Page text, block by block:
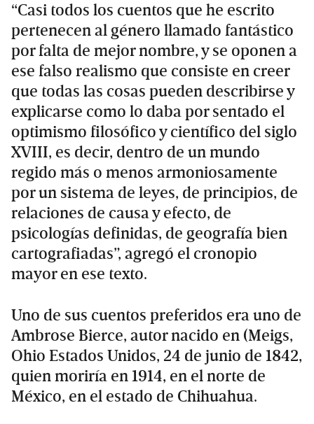
“Casi todos los cuentos que he escrito
pertenecen al género llamado fantástico
por falta de mejor nombre, y se oponen a
ese falso realismo que consiste en creer
que todas las cosas pueden describirse y
explicarse como lo daba por sentado el
optimismo filosófico y científico del siglo
XVIII, es decir, dentro de un mundo
regido más o menos armoniosamente
por un sistema de leyes, de principios, de
relaciones de causa y efecto, de
psicologías definidas, de geografía bien
cartografiadas”, agregó el cronopio
mayor en ese texto.
Uno de sus cuentos preferidos era uno de
Ambrose Bierce, autor nacido en (Meigs,
Ohio Estados Unidos, 24 de junio de 1842,
quien moriría en 1914, en el norte de
México, en el estado de Chihuahua.